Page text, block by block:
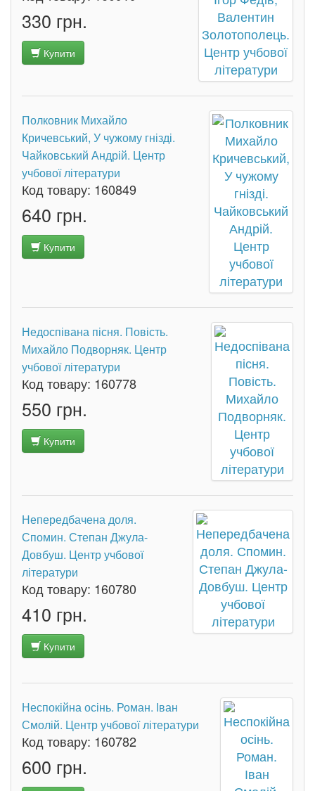
330 грн.
Купити
Полковник Михайло
Кричевський, У чужому гнізді.
Чайковський Андрій. Центр
учбової літератури
Код товару: 160849
640 грн.
Купити
Недоспівана пісня. Повість.
Михайло Подворняк. Центр
учбової літератури
Код товару: 160778
550 грн.
Купити
Непередбачена доля.
Спомин. Степан Джула-
Довбуш. Центр учбової
літератури
Код товару: 160780
410 грн.
Купити
Неспокійна осінь. Роман. Іван
Смолій. Центр учбової літератури
Код товару: 160782
600 грн.